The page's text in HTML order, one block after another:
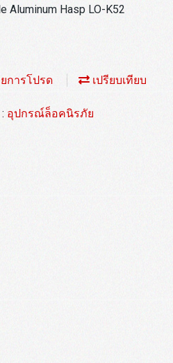
Aluminum Hasp LO-K52
การโปรด เปรียบเทียบ
อุปกรณ์ล็อคนิรภัย